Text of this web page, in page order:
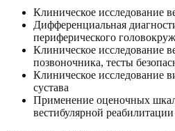
Клиническое исследование
Дифференциальная
периферического
Клиническое исследование
позвоночника, тесты
Клиническое исследование
сустава
Применение оценочных
вестибулярной реабилитации